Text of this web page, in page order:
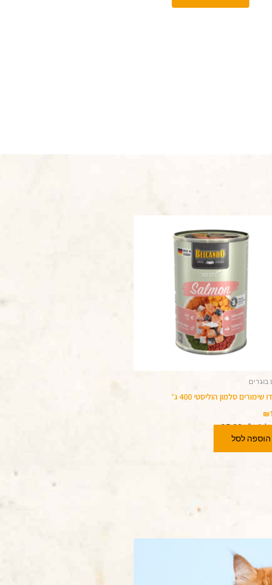
בוגרים
שימורים סלמון הוליסטי 400 ג'
₪
ק"ג: ₪35.00
הוספה לסל